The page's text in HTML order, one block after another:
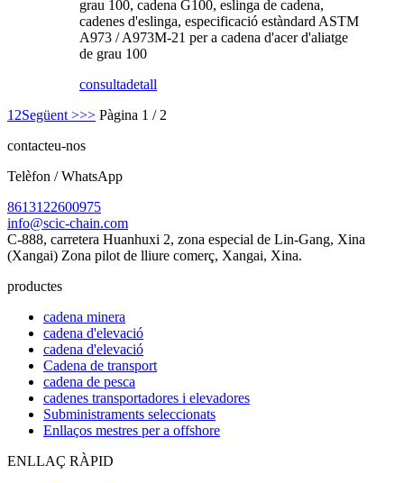
grau 100, cadena G100, eslinga de cadena,
cadenes d'eslinga, especificació estàndard ASTM
A973 / A973M-21 per a cadena d'acer d'aliatge
de grau 100
consultadetall
1 2Següent >>> Pàgina 1 / 2
contacteu-nos
Telèfon / WhatsApp
8613122600975
info@scic-chain.com
C-888, carretera Huanhuxi 2, zona especial de Lin-Gang, Xina
(Xangai) Zona pilot de lliure comerç, Xangai, Xina.
productes
cadena minera
cadena d'elevació
cadena d'elevació
Cadena de transport
cadena de pesca
cadenes transportadores i elevadores
Subministraments seleccionats
Enllaços mestres per a offshore
ENLLAÇ RÀPID